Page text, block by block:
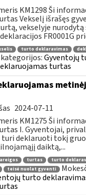
KM1298 Ši
Vekselį išrašęs
vekselyje
FR0001G
turto deklaravimas
Gyventojų
turtas
2024-07-11
KM1275 Ši
I. Gyventojai,
deklaruoti tokį
daiktą,...
turtas turto
teisė nuolat gyventi
turto